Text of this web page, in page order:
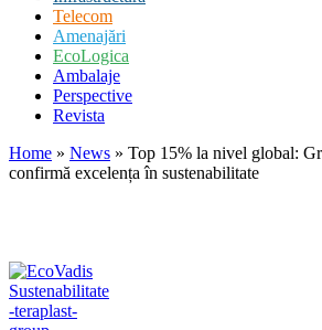
Telecom
Amenajări
EcoLogica
Ambalaje
Perspective
Revista
Home » News » Top 15% la nivel global:
confirmă excelența în sustenabilitate